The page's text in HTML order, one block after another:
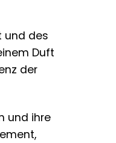
und des
Duft
der
und ihre